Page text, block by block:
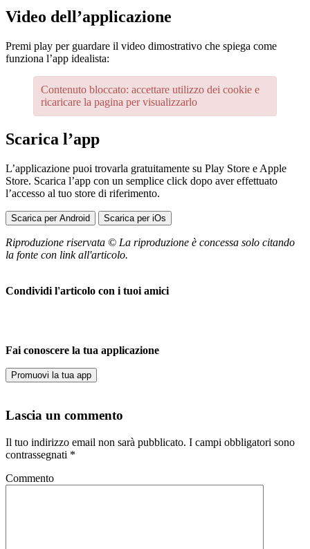
Video dell’applicazione
Premi play per guardare il video dimostrativo che spiega come
funziona l’app idealista:
Contenuto bloccato: accettare utilizzo dei cookie e
ricaricare la pagina per visualizzarlo
Scarica l’app
L’applicazione puoi trovarla gratuitamente su Play Store e Apple
Store. Scarica l’app con un semplice click dopo aver effettuato
l’accesso al tuo store di riferimento.
Scarica per Android Scarica per iOs
Riproduzione riservata © La riproduzione è concessa solo citando
la fonte con link all'articolo.
Condividi l'articolo con i tuoi amici
Fai conoscere la tua applicazione
Promuovi la tua app
Lascia un commento
Il tuo indirizzo email non sarà pubblicato. I campi obbligatori sono
contrassegnati *
Commento